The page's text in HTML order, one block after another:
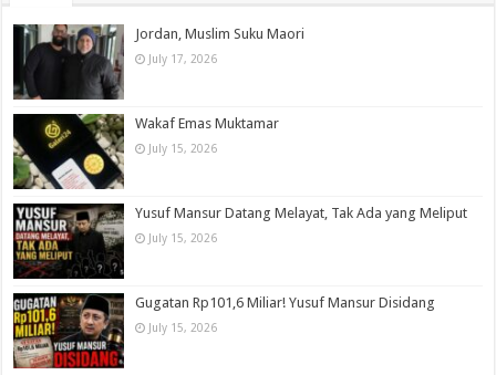
Jordan, Muslim Suku Maori
July 17, 2026
Wakaf Emas Muktamar
July 15, 2026
Yusuf Mansur Datang Melayat, Tak Ada yang Meliput
July 15, 2026
Gugatan Rp101,6 Miliar! Yusuf Mansur Disidang
July 15, 2026